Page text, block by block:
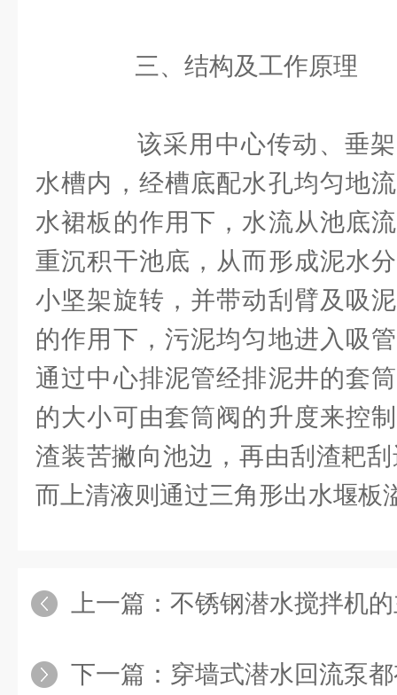
三、结构及工作原理
该采用中心传动、垂架
水槽内，经槽底配水孔均匀地
水裙板的作用下，水流从池底
重沉积干池底，从而形成泥水
小坚架旋转，并带动刮臂及吸
的作用下，污泥均匀地进入吸
通过中心排泥管经排泥井的套
的大小可由套筒阀的升度来控
渣装苦撇向池边，再由刮渣耙
而上清液则通过三角形出水堰板
上一篇： 不锈钢潜水搅拌机的主要优
下一篇： 穿墙式潜水回流泵